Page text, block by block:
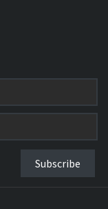
Subscribe